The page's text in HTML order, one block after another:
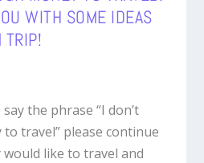
WITH SOME IDEAS
TRIP!
the phrase “I don’t
travel” please continue
like to travel and